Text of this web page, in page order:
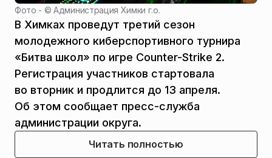
Фото - ©Администрация Химки г.о.
В Химках проведут третий сезон
молодежного киберспортивного турнира
«Битва школ» по игре Counter-Strike 2.
Регистрация участников стартовала
во вторник и продлится до 13 апреля.
Об этом сообщает пресс-служба
администрации округа.
Читать полностью